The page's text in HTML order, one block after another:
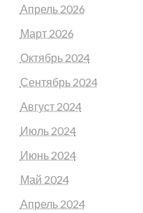
Апрель 2026
Март 2026
Октябрь 2024
Сентябрь 2024
Август 2024
Июль 2024
Июнь 2024
Май 2024
Апрель 2024